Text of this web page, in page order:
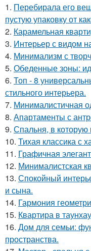
1. Перебирала его
пустую упаковку от
2. Карамельная
3. Интерьер с видом
4. Минимализм с
5. Обеденные зоны:
6. Топ - 8
стильного интерьера.
7. Минималистичная
8. Апартаменты с
9. Спальня, в которую
10. Тихая классика с
11. Графичная
12. Минималистская
13. Спокойный
и сына.
14. Гармония
15. Квартира в
16. Дом для семьи:
пространства.